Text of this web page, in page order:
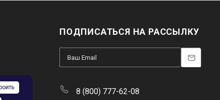
ПОДПИСАТЬСЯ НА РАССЫЛКУ
8 (800) 777-62-08